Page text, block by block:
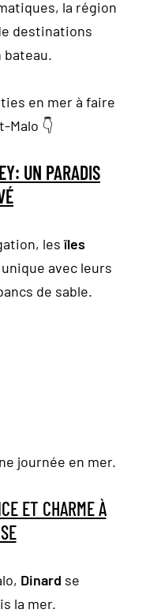
la région
destinations
bateau.
en mer à faire
Malo 👇
UN PARADIS
lesîles
avec leurs
de sable.
journée en mer.
ET CHARME À
Dinard se
la mer.